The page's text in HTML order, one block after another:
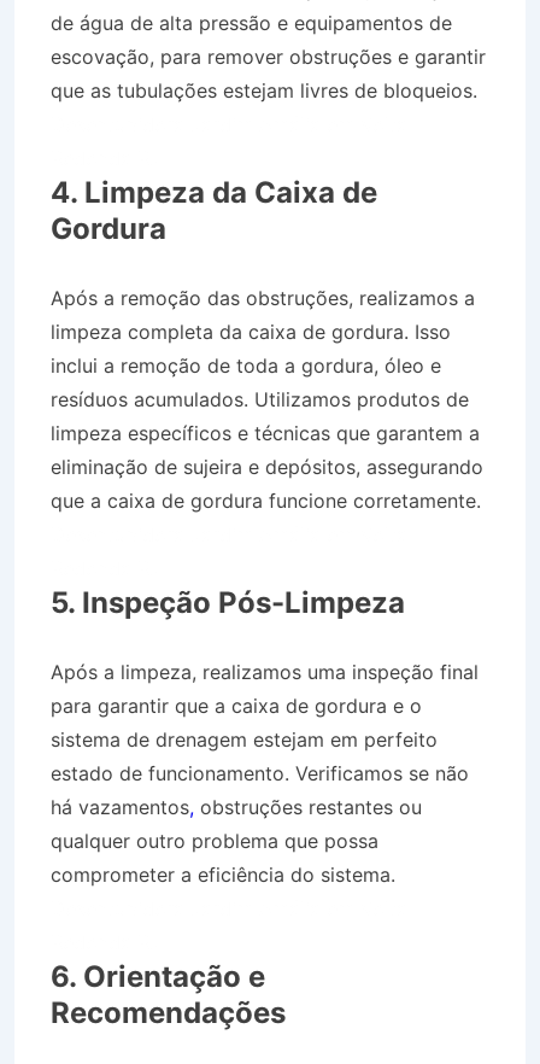
de água de alta pressão e equipamentos de
escovação, para remover obstruções e garantir
que as tubulações estejam livres de bloqueios.
4. Limpeza da Caixa de
Gordura
Após a remoção das obstruções, realizamos a
limpeza completa da caixa de gordura. Isso
inclui a remoção de toda a gordura, óleo e
resíduos acumulados. Utilizamos produtos de
limpeza específicos e técnicas que garantem a
eliminação de sujeira e depósitos, assegurando
que a caixa de gordura funcione corretamente.
5. Inspeção Pós-Limpeza
Após a limpeza, realizamos uma inspeção final
para garantir que a caixa de gordura e o
sistema de drenagem estejam em perfeito
estado de funcionamento. Verificamos se não
há vazamentos, obstruções restantes ou
qualquer outro problema que possa
comprometer a eficiência do sistema.
6. Orientação e
Recomendações